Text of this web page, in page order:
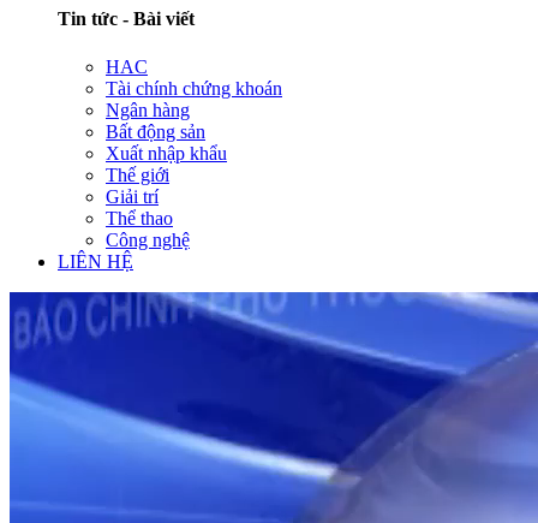
Tin tức - Bài viết
HAC
Tài chính chứng khoán
Ngân hàng
Bất động sản
Xuất nhập khẩu
Thế giới
Giải trí
Thể thao
Công nghệ
LIÊN HỆ